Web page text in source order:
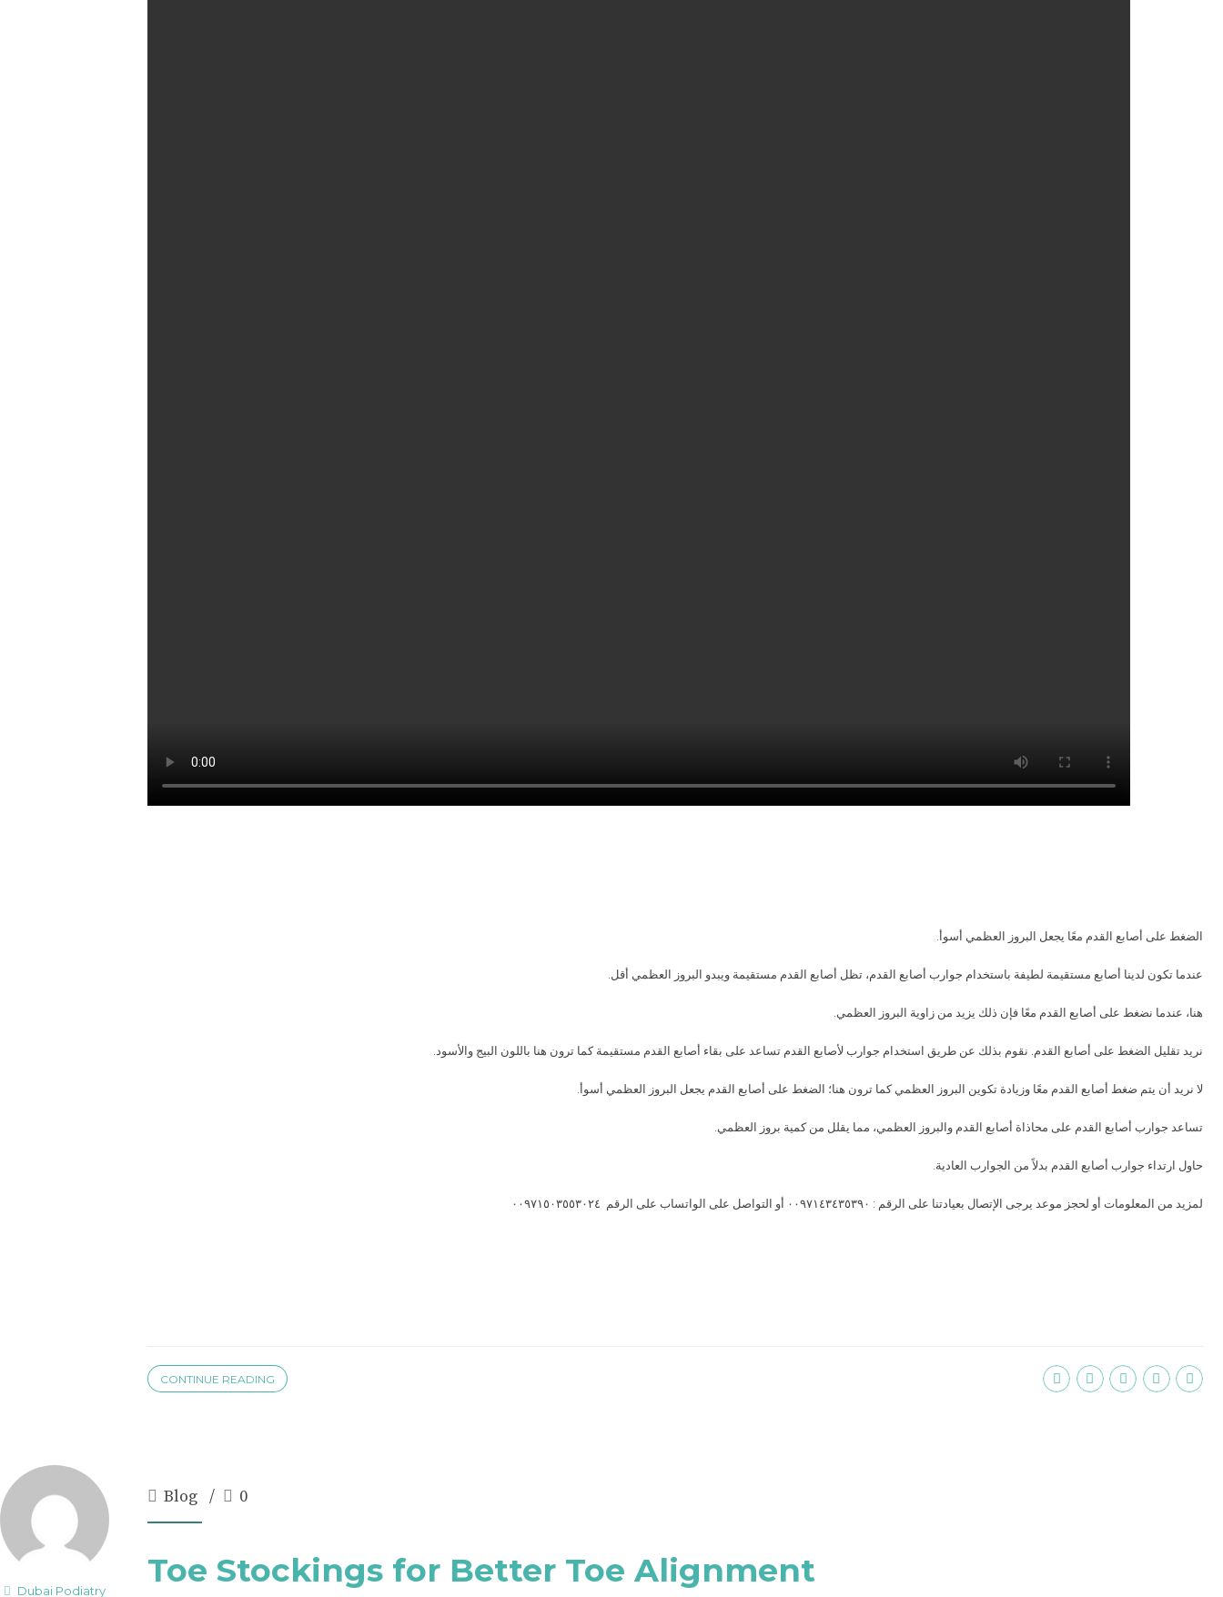
.الضغط على أصابع القدم معًا يجعل البروز العظمي أسوأ
.عندما تكون لدينا أصابع مستقيمة لطيفة باستخدام جوارب أصابع القدم، تظل أصابع القدم مستقيمة ويبدو البروز العظمي أقل
.هنا، عندما نضغط على أصابع القدم معًا فإن ذلك يزيد من زاوية البروز العظمي
.نريد تقليل الضغط على أصابع القدم. نقوم بذلك عن طريق استخدام جوارب لأصابع القدم تساعد على بقاء أصابع القدم مستقيمة كما ترون هنا باللون البيج والأسود
.لا نريد أن يتم ضغط أصابع القدم معًا وزيادة تكوين البروز العظمي كما ترون هنا؛ الضغط على أصابع القدم يجعل البروز العظمي أسوأ
.تساعد جوارب أصابع القدم على محاذاة أصابع القدم والبروز العظمي، مما يقلل من كمية بروز العظمي
.حاول ارتداء جوارب أصابع القدم بدلاً من الجوارب العادية
‎لمزيد من المعلومات أو لحجز موعد يرجى الإتصال بعيادتنا على الرقم : ٠٠٩٧١٤٣٤٣٥٣٩٠ أو التواصل على الواتساب على الرقم ٠٠٩٧١٥٠٣٥٥٣٠٢٤
CONTINUE READING
Dubai Podiatry
Blog 0
Toe Stockings for Better Toe Alignment